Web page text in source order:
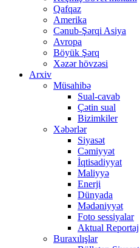
Qafqaz
Amerika
Cənub-Şərqi Asiya
Avropa
Böyük Şərq
Xəzər hövzəsi
Arxiv
Müsahibə
Sual-cavab
Çətin sual
Bizimkiler
Xəbərlər
Siyasət
Cəmiyyət
İqtisadiyyat
Maliyyə
Enerji
Dünyada
Mədəniyyət
Foto sessiyalar
Aktual Reportaj
Buraxılışlar